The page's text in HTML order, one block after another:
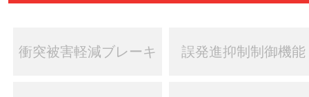
衝突被害軽減ブレーキ 誤発進抑制制御機能